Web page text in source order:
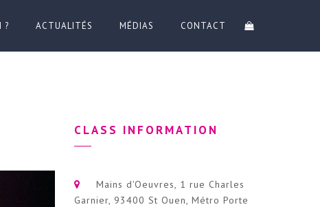
? ACTUALITÉS MÉDIAS CONTACT
CLASS INFORMATION
Mains d'Oeuvres, 1 rue Charles
Garnier, 93400 St Ouen, Métro Porte